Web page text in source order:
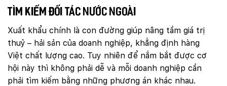
Tìm kiếm đối tác nước ngoài
Xuất khẩu chính là con đường giúp nâng tầm giá trị
thuỷ – hải sản của doanh nghiệp, khẳng định hàng
Việt chất lượng cao. Tuy nhiên để nắm bắt được cơ
hội này thì không phải dễ và mỗi doanh nghiệp cần
phải tìm kiếm bằng những phương án khác nhau.